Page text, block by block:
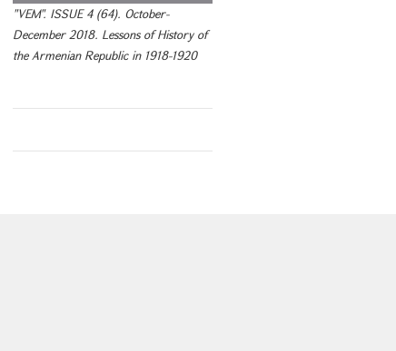
"VEM". ISSUE 4 (64). October-
December 2018. Lessons of History of
the Armenian Republic in 1918-1920